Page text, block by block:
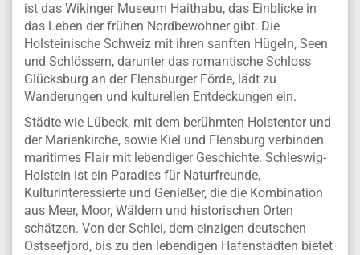
ist das Wikinger Museum Haithabu, das Einblicke in
das Leben der frühen Nordbewohner gibt. Die
Holsteinische Schweiz mit ihren sanften Hügeln, Seen
und Schlössern, darunter das romantische Schloss
Glücksburg an der Flensburger Förde, lädt zu
Wanderungen und kulturellen Entdeckungen ein.
Städte wie Lübeck, mit dem berühmten Holstentor und
der Marienkirche, sowie Kiel und Flensburg verbinden
maritimes Flair mit lebendiger Geschichte. Schleswig-
Holstein ist ein Paradies für Naturfreunde,
Kulturinteressierte und Genießer, die die Kombination
aus Meer, Moor, Wäldern und historischen Orten
schätzen. Von der Schlei, dem einzigen deutschen
Ostseefjord, bis zu den lebendigen Hafenstädten bietet